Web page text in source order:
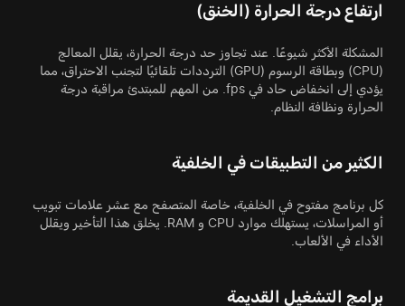
ارتفاع درجة الحرارة (الخنق)
المشكلة الأكثر شيوعًا. عند تجاوز حد درجة الحرارة، يقلل المعالج
(CPU) وبطاقة الرسوم (GPU) الترددات تلقائيًا لتجنب الاحتراق، مما
يؤدي إلى انخفاض حاد في fps. من المهم للمبتدئ مراقبة درجة
الحرارة ونظافة النظام.
الكثير من التطبيقات في الخلفية
كل برنامج مفتوح في الخلفية، خاصة المتصفح مع عشر علامات تبويب
أو المراسلات، يستهلك موارد CPU و RAM. يخلق هذا التأخير ويقلل
الأداء في الألعاب.
برامج التشغيل القديمة